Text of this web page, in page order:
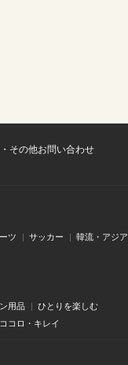
その他お問い合わせ
ツ サッカー 韓流・アジア
用品
ひとりを楽しむ
コロ・キレイ